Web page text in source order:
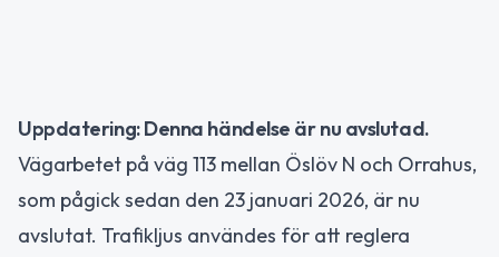
Uppdatering: Denna händelse är nu avslutad.
Vägarbetet på väg 113 mellan Öslöv N och Orrahus,
som pågick sedan den 23 januari 2026, är nu
avslutat. Trafikljus användes för att reglera